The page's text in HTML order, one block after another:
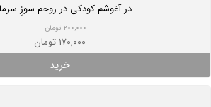
در آغوشم کودکی در روحم سوزِ
۲۰۰,۰۰۰ تومان
۱۷۰,۰۰۰ تومان
خرید